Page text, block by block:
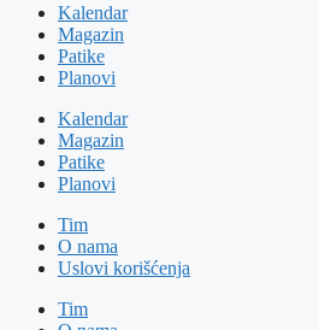
Kalendar
Magazin
Patike
Planovi
Kalendar
Magazin
Patike
Planovi
Tim
O nama
Uslovi korišćenja
Tim